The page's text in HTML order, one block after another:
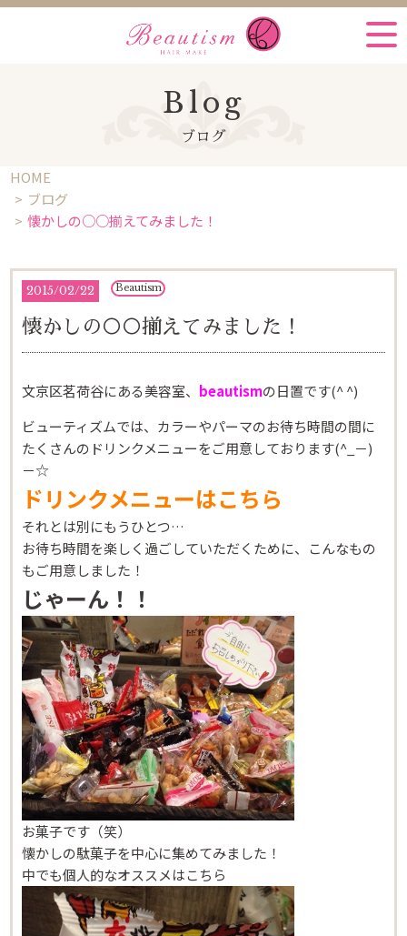
Blog
ブログ
HOME
ブログ
懐かしの○○揃えてみました！
2015/02/22 Beautism
懐かしの○○揃えてみました！
文京区茗荷谷にある美容室、 beautismの日置です(^ ^)
ビューティズムでは、カラーやパーマのお待ち時間の間に
たくさんのドリンクメニューをご用意しております(^_－)
－☆
ドリンクメニューはこちら
それとは別にもうひとつ…
お待ち時間を楽しく過ごしていただくために、こんなもの
もご用意しました！
じゃーん！！
お菓子です（笑）
懐かしの駄菓子を中心に集めてみました！
中でも個人的なオススメはこちら